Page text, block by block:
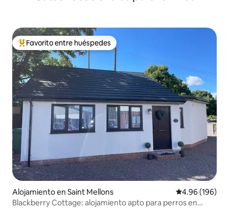
Favorito entre huéspedes preferido
Favorito entre huéspedes
Alojamiento en Saint Mellons Calificación
4.96 (196)
Blackberry Cottage: alojamiento apto para perros en